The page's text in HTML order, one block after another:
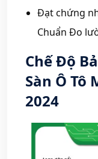
Đạt chứng
Chuẩn Đo
Chế Độ
Sàn Ô Tô
2024